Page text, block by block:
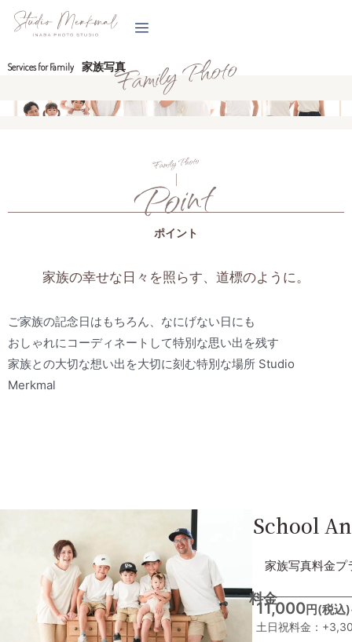
スServices for Family 家族写真
ポイント
家族の幸せな日々を照らす、道標のように。
ご家族の記念日はもちろん、なにげない日にも
おしゃれにコーディネートして特別な思い出を残す
家族との大切な想い出を大切に刻む特別な場所 Studio
Merkmal
School
家族写真料金プ
料金
11,000円(税込)
土日祝料金：